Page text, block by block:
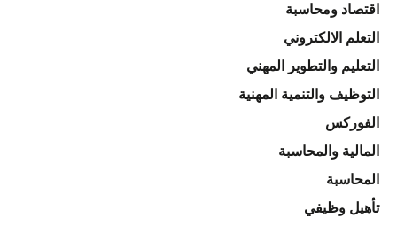
اقتصاد ومحاسبة
التعلم الالكتروني
التعليم والتطوير المهني
التوظيف والتنمية المهنية
الفوركس
المالية والمحاسبة
المحاسبة
تأهيل وظيفي